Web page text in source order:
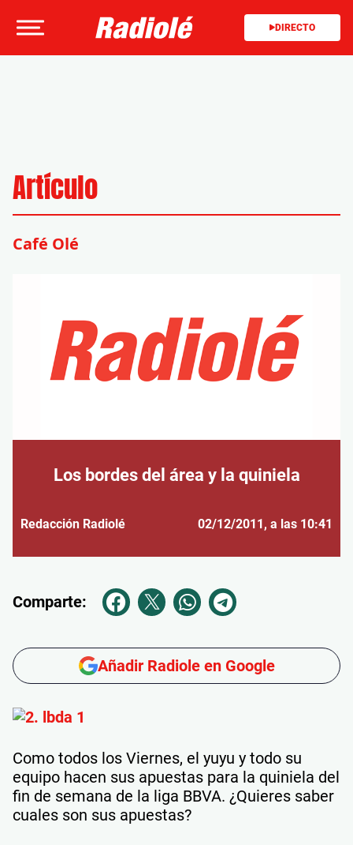
DIRECTO
Artículo
Café Olé
Los bordes del área y la quiniela
Redacción Radiolé 02/12/2011, a las 10:41
Comparte:
Añadir Radiole en Google
Como todos los Viernes, el yuyu y todo su
equipo hacen sus apuestas para la quiniela del
fin de semana de la liga BBVA. ¿Quieres saber
cuales son sus apuestas?